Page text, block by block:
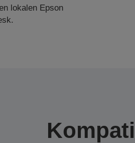
lokalen Epson